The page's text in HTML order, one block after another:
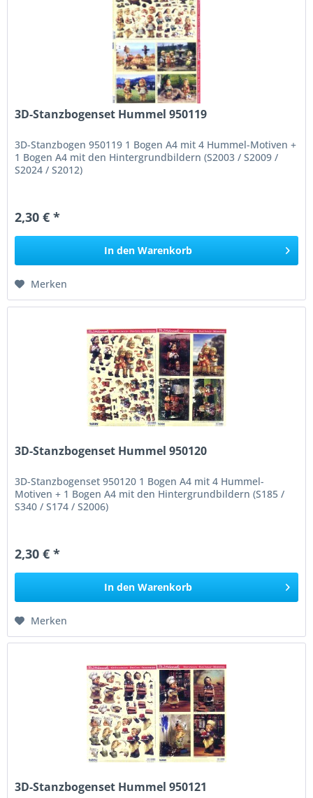
3D-Stanzbogenset Hummel 950119
3D-Stanzbogen 950119 1 Bogen A4 mit 4 Hummel-Motiven +
1 Bogen A4 mit den Hintergrundbildern (S2003 / S2009 /
S2024 / S2012)
2,30 € *
In den Warenkorb
Merken
3D-Stanzbogenset Hummel 950120
3D-Stanzbogenset 950120 1 Bogen A4 mit 4 Hummel-
Motiven + 1 Bogen A4 mit den Hintergrundbildern (S185 /
S340 / S174 / S2006)
2,30 € *
In den Warenkorb
Merken
3D-Stanzbogenset Hummel 950121